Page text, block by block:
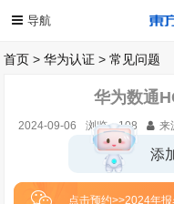
首页 >华为认证 >常见问题
华为数通
2024-09-06 浏览：108 来
添
点击预约>>2024年报